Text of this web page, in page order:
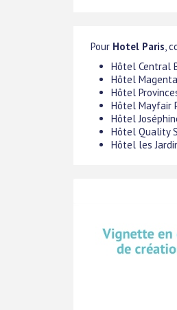
Pour Hotel Paris,
Hôtel Central
Hôtel
Hôtel
Hôtel Mayfair
Hôtel
Hôtel Quality
Hôtel les